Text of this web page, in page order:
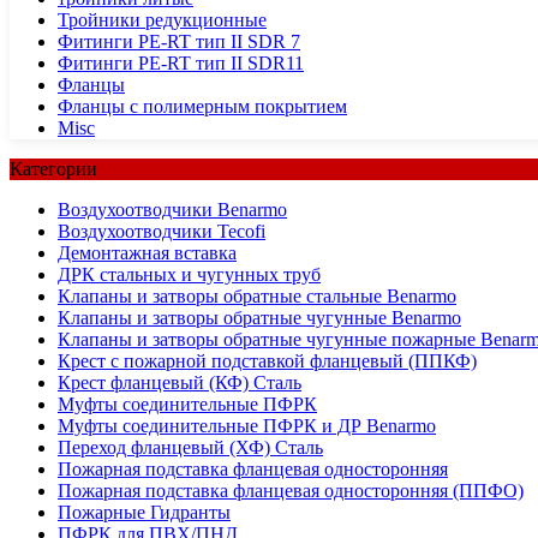
Тройники редукционные
Фитинги PE-RT тип II SDR 7
Фитинги PE-RT тип II SDR11
Фланцы
Фланцы с полимерным покрытием
Misc
Категории
Воздухоотводчики Benarmo
Воздухоотводчики Tecofi
Демонтажная вставка
ДРК стальных и чугунных труб
Клапаны и затворы обратные стальные Benarmo
Клапаны и затворы обратные чугунные Benarmo
Клапаны и затворы обратные чугунные пожарные
Крест с пожарной подставкой фланцевый (ППКФ)
Крест фланцевый (КФ) Сталь
Муфты соединительные ПФРК
Муфты соединительные ПФРК и ДР Benarmo
Переход фланцевый (ХФ) Сталь
Пожарная подставка фланцевая односторонняя
Пожарная подставка фланцевая односторонняя (ППФО)
Пожарные Гидранты
ПФРК для ПВХ/ПНД